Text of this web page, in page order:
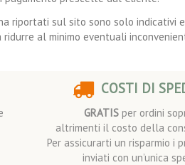
riportati sul sito sono solo
ridurre al minimo eventuali
COSTI DI
GRATIS per ordini
altrimenti il costo della
Per assicurarti un risparmio i
inviati con un’unica